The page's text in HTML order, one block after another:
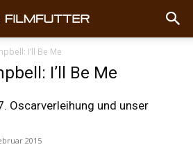
I’ll Be Me
I’ll Be Me
Oscarverleihung und unser
2015